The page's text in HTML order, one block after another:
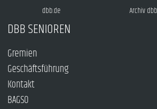
dbb.de Archiv
DBB SENIOREN
Gremien
Geschäftsführung
Kontakt
BAGSO